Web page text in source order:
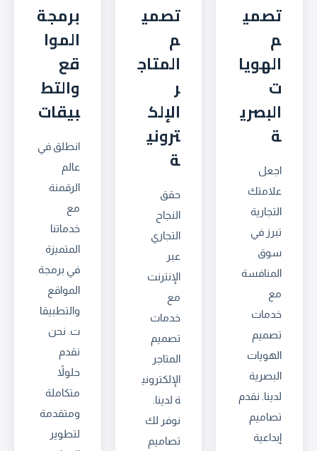
تصمي
م
الهويا
ت
البصري
ة
اجعل
علامتك
التجارية
تبرز في
سوق
المنافسة
مع
خدمات
تصميم
الهويات
البصرية
لدينا. نقدم
تصاميم
إبداعية
تصمي
م
المتاج
ر
الإلك
تروني
ة
حقق
النجاح
التجاري
عبر
الإنترنت
مع
خدمات
تصميم
المتاجر
الإلكتروني
ة لدينا.
نوفر لك
تصاميم
برمجة
الموا
قع
والتط
بيقات
انطلق في
عالم
الرقمنة
مع
خدماتنا
المتميزة
في برمجة
المواقع
والتطبيقا
ت. نحن
نقدم
حلولاً
متكاملة
ومتقدمة
لتطوير